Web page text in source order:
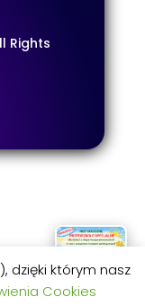
Rights
dzięki którym nasz
Cookies